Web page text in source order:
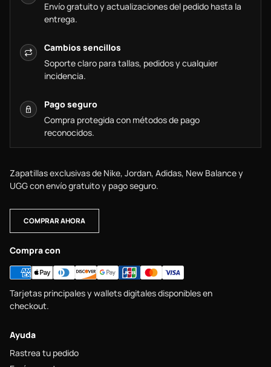
Envío gratuito y actualizaciones del pedido hasta la
entrega.
Cambios sencillos
Soporte claro para tallas, pedidos y cualquier
incidencia.
Pago seguro
Compra protegida con métodos de pago
reconocidos.
Zapatillas exclusivas de Nike, Jordan, Adidas, New Balance y
UGG con envío gratuito y pago seguro.
COMPRAR AHORA
Compra con
Tarjetas principales y wallets digitales disponibles en
checkout.
Ayuda
Rastrea tu pedido